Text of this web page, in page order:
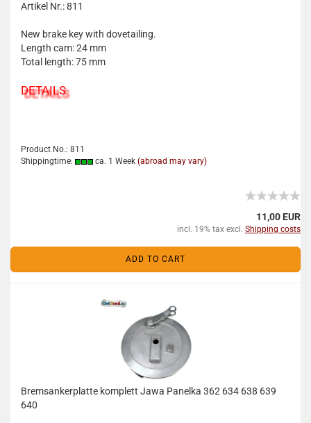
Artikel Nr.: 811
New brake key with dovetailing.
Length cam: 24 mm
Total length: 75 mm
DETAILS
Product No.: 811
Shippingtime:
ca. 1 Week (abroad may vary)
11,00 EUR
incl. 19% tax excl. Shipping costs
ADD TO CART
Bremsankerplatte komplett Jawa Panelka 362 634 638 639
640